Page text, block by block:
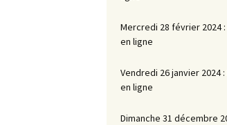
Mercredi 28 février 2024
en ligne
Vendredi 26 janvier 2024
en ligne
Dimanche 31 décembre